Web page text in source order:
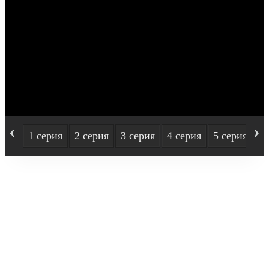
‹ 1 серия 2 серия 3 серия 4 серия 5 серия ›